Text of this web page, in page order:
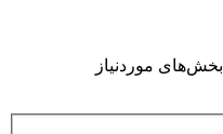
بخش‌های موردنیاز